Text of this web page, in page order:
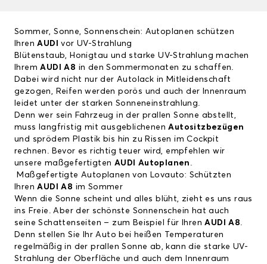
Sommer, Sonne, Sonnenschein: Autoplanen schützen
IhrenAUDIvor UV-Strahlung
Blütenstaub, Honigtau und starke UV-Strahlung machen
IhremAUDI A8 in den Sommermonaten zu schaffen.
Dabei wird nicht nur der Autolack in Mitleidenschaft
gezogen, Reifen werden porös und auch der Innenraum
leidet unter der starken Sonneneinstrahlung.
Denn wer sein Fahrzeug in der prallen Sonne abstellt,
muss langfristig mit ausgeblichenen Autositzbezügen
und sprödem Plastik bis hin zu Rissen im Cockpit
rechnen. Bevor es richtig teuer wird, empfehlen wir
unsere maßgefertigten AUDI Autoplanen .
Maßgefertigte Autoplanen von Lovauto: Schützten
IhrenAUDI A8 im Sommer
Wenn die Sonne scheint und alles blüht, zieht es uns raus
ins Freie. Aber der schönste Sonnenschein hat auch
seine Schattenseiten – zum Beispiel für IhrenAUDI A8.
Denn stellen Sie Ihr Auto bei heißen Temperaturen
regelmäßig in der prallen Sonne ab, kann die starke UV-
Strahlung der Oberfläche und auch dem Innenraum